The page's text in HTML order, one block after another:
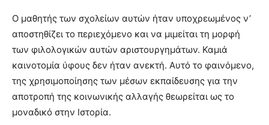
Ο μαθητής των σχολείων αυτών ήταν υποχρεωμένος ν’
αποστηθίζει το περιεχόμενο και να μιμείται τη μορφή
των φιλολογικών αυτών αριστουργημάτων. Καμιά
καινοτομία ύφους δεν ήταν ανεκτή. Αυτό το φαινόμενο,
της χρησιμοποίησης των μέσων εκπαίδευσης για την
αποτροπή της κοινωνικής αλλαγής θεωρείται ως το
μοναδικό στην Ιστορία.